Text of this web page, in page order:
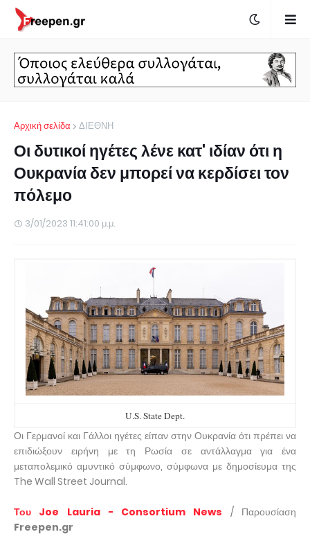
Αρχική σελίδα ΔΙΕΘΝΗ
Οι δυτικοί ηγέτες λένε κατ' ιδίαν ότι η
Ουκρανία δεν μπορεί να κερδίσει τον
πόλεμο
3/01/2023 11:41:00 μ.μ.
U.S. State Dept.
Οι Γερμανοί και Γάλλοι ηγέτες είπαν στην Ουκρανία ότι πρέπει να
επιδιώξουν ειρήνη με τη Ρωσία σε αντάλλαγμα για ένα
μεταπολεμικό αμυντικό σύμφωνο, σύμφωνα με δημοσίευμα της
The Wall Street Journal.
Του Joe Lauria - Consortium News
/ Παρουσίαση
Freepen.gr